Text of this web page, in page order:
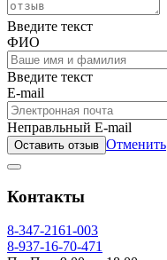
Введите текст
ФИО
Введите текст
E-mail
Неправльный E-mail
Оставить отзыв Отменить
Контакты
8-347-2161-003
8-937-16-70-471